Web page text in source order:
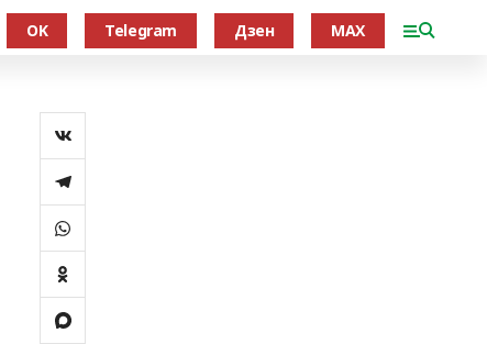
OK Telegram Дзен MAX